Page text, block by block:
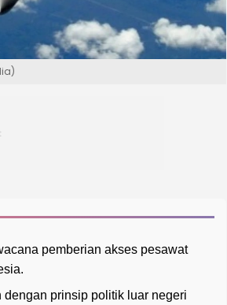
pemberian akses pesawat
prinsip politik luar negeri